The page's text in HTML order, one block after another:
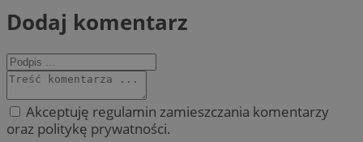
Dodaj komentarz
Akceptuję regulamin zamieszczania komentarzy
oraz politykę prywatności.